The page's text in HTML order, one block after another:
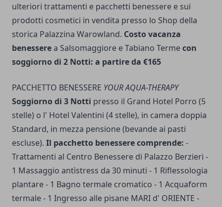
ulteriori trattamenti e pacchetti benessere e sui
prodotti cosmetici in vendita presso lo Shop della
storica Palazzina Warowland. Costo vacanza
benesserea Salsomaggiore e Tabiano Termecon
soggiorno di 2 Notti: a partire da €165
PACCHETTO BENESSERE YOUR AQUA-THERAPY
Soggiorno di 3 Notti presso il Grand Hotel Porro (5
stelle) o l' Hotel Valentini (4 stelle), in camera doppia
Standard, in mezza pensione (bevande ai pasti
escluse). Il pacchetto benessere comprende: -
Trattamenti al Centro Benessere di Palazzo Berzieri -
1 Massaggio antìstress da 30 minuti - 1 Riflessologia
plantare - 1 Bagno termale cromatico - 1 Acquaform
termale - 1 Ingresso alle pisane MARI d' ORIENTE -